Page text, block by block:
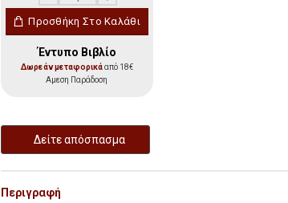
Προσθήκη Στο Καλάθι
Έντυπο Βιβλίο
Δωρεάν μεταφορικάαπό 18€
Αμεση Παράδοση
Δείτε απόσπασμα
Περιγραφή